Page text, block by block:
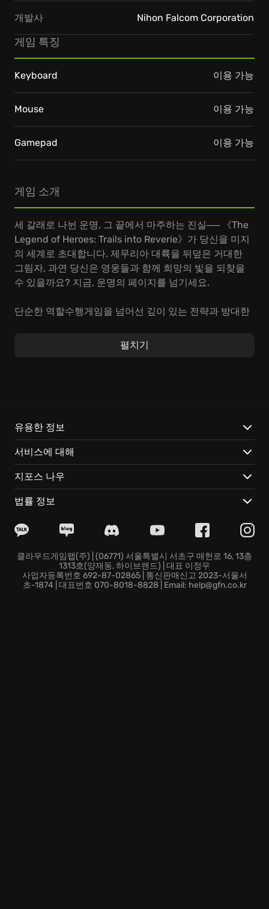
게임 소개
세 갈래로 나뉜 운명, 그 끝에서 마주하는 진실── 《The
Legend of Heroes: Trails into Reverie》가 당신을 미지
의 세계로 초대합니다. 제무리아 대륙을 뒤덮은 거대한
그림자, 과연 당신은 영웅들과 함께 희망의 빛을 되찾을
수 있을까요? 지금, 운명의 페이지를 넘기세요.
단순한 역할수행게임을 넘어선 깊이 있는 전략과 방대한
Reverie》가 선사하는 특별한 경험입니다. 손에 땀을 쥐
린 슈바르처, 로이드 배닝스, 수수께끼의 인물 'C'── 세 명
의 주인공이 펼쳐나가는 장대한 연대기를 감상하며, 숨겨
진 진실을 파헤쳐 보세요.
잠재된 힘을 개방하여 전황을 뒤집는 궁극기를 사용하고,
짜릿한 역전 드라마를 연출하세요. 당신의 전략적 선택이
승패를 가릅니다.
까지! 다채로운 미니 게임을 플레이하며 지루할 틈 없이
망설일 필요는 없습니다. 지금 바로 《The Legend of
Heroes: Trails into Reverie》의 세계로 뛰어들어, 당신
만의 영웅 서사를 완성하세요! 잊을 수 없는 감동과 흥분
펼치기
개발사 Nihon Falcom Corporation
게임 특징
Keyboard 이용 가능
Mouse 이용 가능
Gamepad 이용 가능
유용한 정보
서비스에 대해
지포스 나우
법률 정보
클라우드게임랩(주) | (06771) 서울특별시 서초구 매헌로 16, 13층
1313호(양재동, 하이브랜드) | 대표 이정우
사업자등록번호 692-87-02865 | 통신판매신고 2023-서울서
초-1874 | 대표번호 070-8018-8828 | Email: help@gfn.co.kr